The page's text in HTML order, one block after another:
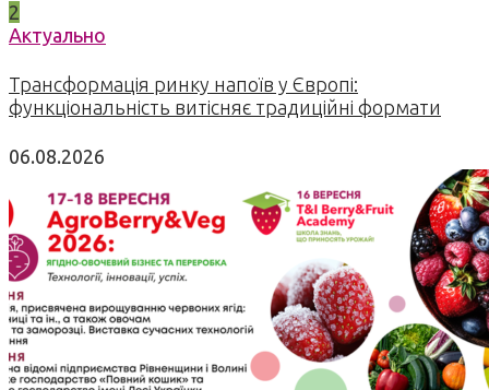
2
Актуально
Трансформація ринку напоїв у Європі:
функціональність витісняє традиційні формати
06.08.2026